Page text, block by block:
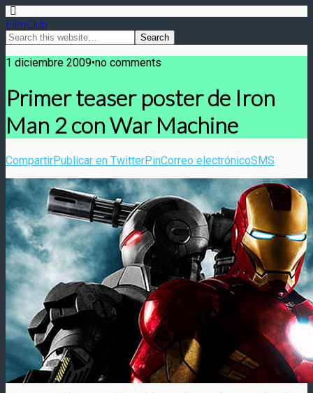
FilmClub
1 diciembre 2009•no comments
Primer teaser poster de Iron
Man 2 con War Machine
CompartirPublicar en TwitterPinCorreo electrónicoSMS